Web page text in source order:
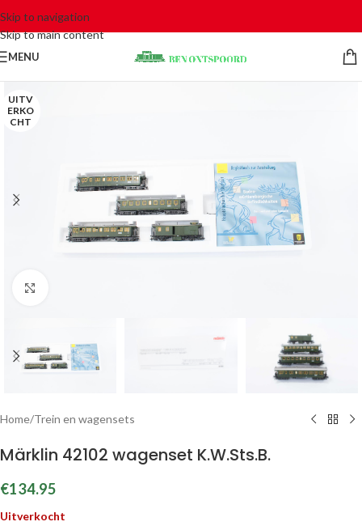
Skip to navigation
Skip to main content
MENU
UITV
ERKO
CHT
Home/Trein en wagensets
Märklin 42102 wagenset K.W.Sts.B.
€134.95
Uitverkocht